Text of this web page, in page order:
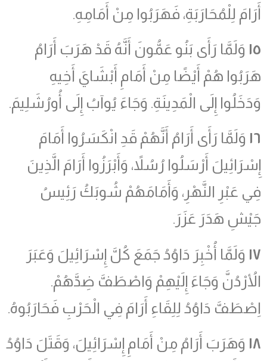
أَرَامَ لِلْمُحَارَبَةِ، فَهَرَبُوا مِنْ أَمَامِهِ.
١٥ وَلَمَّا رَأَى بَنُو عَمُّونَ أَنَّهُ قَدْ هَرَبَ أَرَامُ
هَرَبُوا هُمْ أَيْضًا مِنْ أَمَامِ أَبْشَايَ أَخِيهِ
وَدَخَلُوا إِلَى الْمَدِينَةِ. وَجَاءَ يُوآبُ إِلَى أُورُشَلِيمَ.
١٦ وَلَمَّا رَأَى أَرَامُ أَنَّهُمْ قَدِ انْكَسَرُوا أَمَامَ
إِسْرَائِيلَ أَرْسَلُوا رُسُلاً، وَأَبْرَزُوا أَرَامَ الَّذِينَ
فِي عَبْرِ النَّهْرِ، وَأَمَامَهُمْ شُوبَكُ رَئِيسُ
جَيْشِ هَدَرَ عَزَرَ.
١٧ وَلَمَّا أُخْبِرَ دَاوُدُ جَمَعَ كُلَّ إِسْرَائِيلَ وَعَبَرَ
الأُرْدُنَّ وَجَاءَ إِلَيْهِمْ وَاصْطَفَّ ضِدَّهُمْ.
اِصْطَفَّ دَاوُدُ لِلِقَاءِ أَرَامَ فِي الْحَرْبِ فَحَارَبُوهُ.
١٨ وَهَرَبَ أَرَامُ مِنْ أَمَامِ إِسْرَائِيلَ، وَقَتَلَ دَاوُدُ